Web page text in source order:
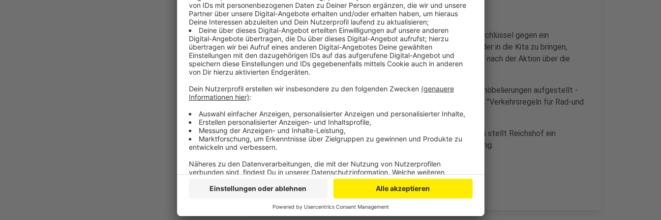
In Wermelskirchen tauscht eine Familie für eine Woche den Autoschlüssel gegen ein
Lastenrad. Für den Einkauf, die Fahrt zu Freunden oder um die Kinder in die Kita zu bringen,
bleibt das Auto stehen. Dafür führt die Familie Tagebuch und wird nach der Aktion über die
Erfahrung berichten.
In Bergisch Gladbach werden außerdem teils bepflanzte Straßenmöbelierungen aufgestellt -
die Stadt Leichlingen veranstaltet ein Online-Seminar zum Thema "Verkehrsregeln für Rad-und
Autofahrende".
Auch im Oberbergischen gibt es mehrere Aktionen: Unter anderem stellt Reichshof ein
Fahrradkino auf die Beine, in Gummersbach gibt es Pedelec-Training.
Anzeige